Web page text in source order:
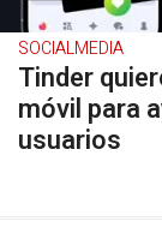
SOCIALMEDIA
Tinder
móvil para
usuarios